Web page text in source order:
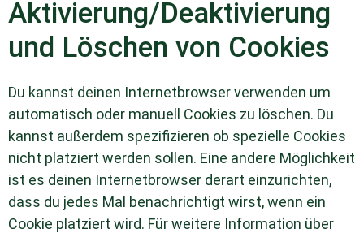
Aktivierung/Deaktivierung
und Löschen von Cookies
Du kannst deinen Internetbrowser verwenden um
automatisch oder manuell Cookies zu löschen. Du
kannst außerdem spezifizieren ob spezielle Cookies
nicht platziert werden sollen. Eine andere Möglichkeit
ist es deinen Internetbrowser derart einzurichten,
dass du jedes Mal benachrichtigt wirst, wenn ein
Cookie platziert wird. Für weitere Information über